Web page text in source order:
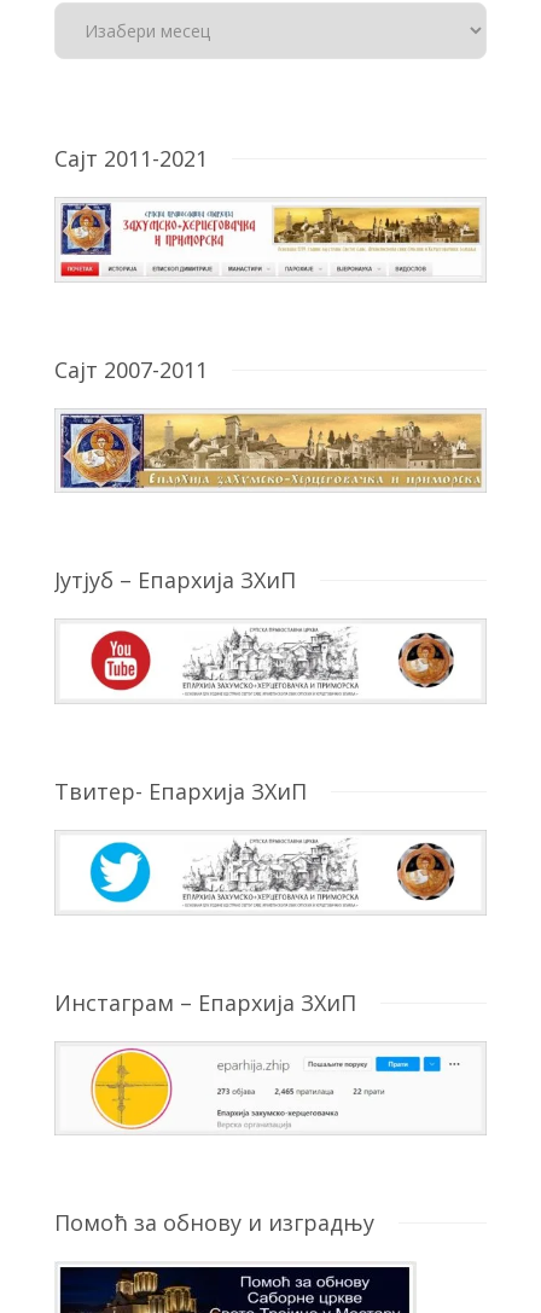
Сајт 2011-2021
Сајт 2007-2011
Јутјуб – Епархија ЗХиП
Твитер- Епархија ЗХиП
Инстаграм – Епархија ЗХиП
Помоћ за обнову и изградњу